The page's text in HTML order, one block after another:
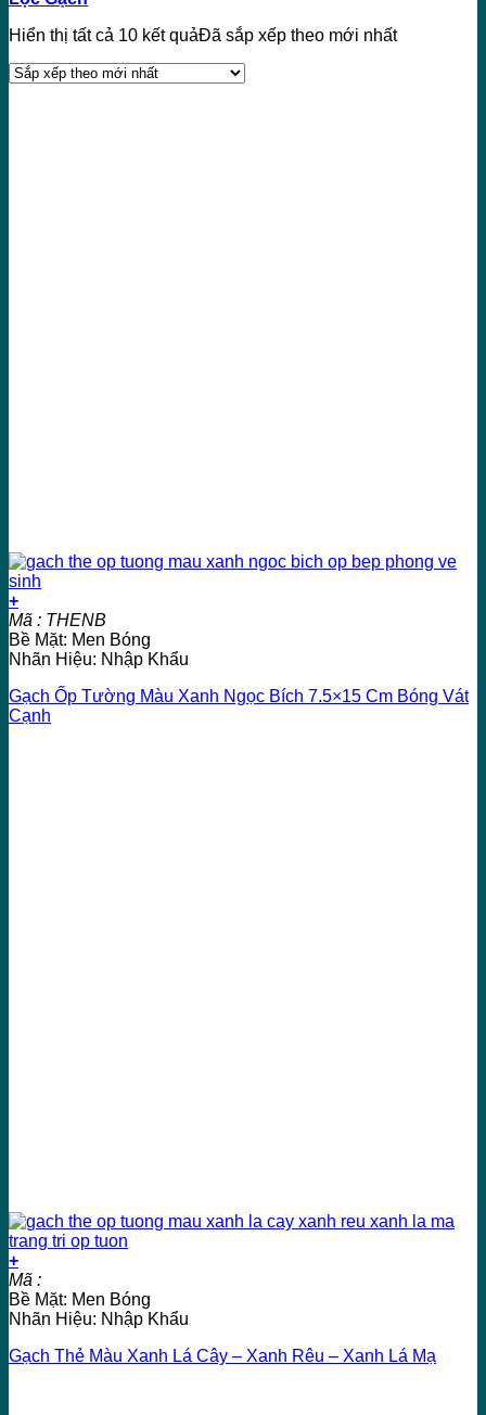
Hiển thị tất cả 10 kết quảĐã sắp xếp theo mới nhất
+
Mã : THENB
Bề Mặt: Men Bóng
Nhãn Hiệu: Nhập Khẩu
Gạch Ốp Tường Màu Xanh Ngọc Bích 7.5×15 Cm Bóng Vát
Cạnh
+
Mã :
Bề Mặt: Men Bóng
Nhãn Hiệu: Nhập Khẩu
Gạch Thẻ Màu Xanh Lá Cây – Xanh Rêu – Xanh Lá Mạ